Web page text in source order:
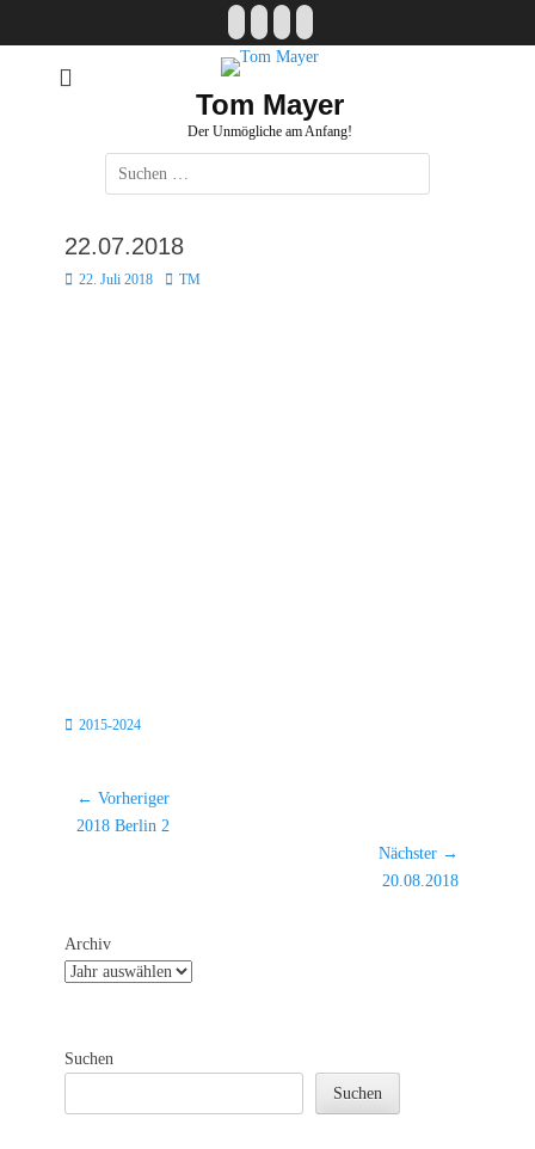
Mail
Tom Mayer
Der Unmögliche am Anfang!
Suche
nach:
22.07.2018
Posted
22. Juli 2018 Autor
TM
Kategorien
2015-2024
Beitragsnavigation
← Vorheriger
Vorheriger
2018 Berlin 2
Nächster →
20.08.2018
Archiv
Suchen
Suchen